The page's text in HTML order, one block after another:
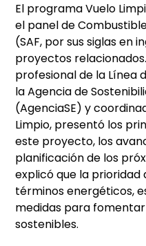
El programa Vuelo
el panel de
(SAF, por sus siglas en
proyectos
profesional de la Línea
la Agencia de
(AgenciaSE) y
Limpio, presentó los
este proyecto, los
planificación de los
explicó que la
términos energéticos,
medidas para
sostenibles.